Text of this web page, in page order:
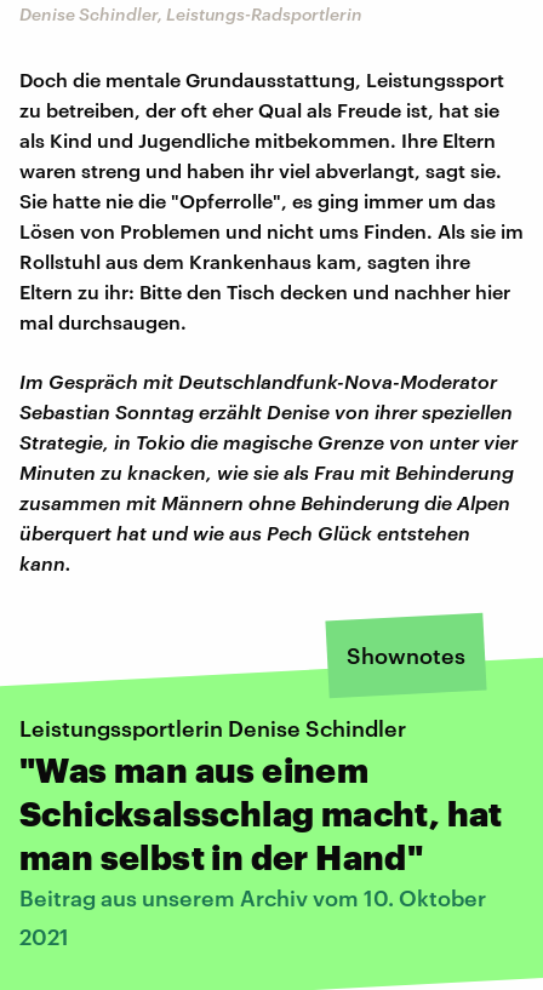
Denise Schindler, Leistungs-Radsportlerin
Doch die mentale Grundausstattung, Leistungssport
zu betreiben, der oft eher Qual als Freude ist, hat sie
als Kind und Jugendliche mitbekommen. Ihre Eltern
waren streng und haben ihr viel abverlangt, sagt sie.
Sie hatte nie die "Opferrolle", es ging immer um das
Lösen von Problemen und nicht ums Finden. Als sie im
Rollstuhl aus dem Krankenhaus kam, sagten ihre
Eltern zu ihr: Bitte den Tisch decken und nachher hier
mal durchsaugen.
Im Gespräch mit Deutschlandfunk-Nova-Moderator
Sebastian Sonntag erzählt Denise von ihrer speziellen
Strategie, in Tokio die magische Grenze von unter vier
Minuten zu knacken, wie sie als Frau mit Behinderung
zusammen mit Männern ohne Behinderung die Alpen
überquert hat und wie aus Pech Glück entstehen
kann.
Shownotes
Leistungssportlerin Denise Schindler
"Was man aus einem
Schicksalsschlag macht, hat
man selbst in der Hand"
Beitrag aus unserem Archiv vom 10. Oktober
2021